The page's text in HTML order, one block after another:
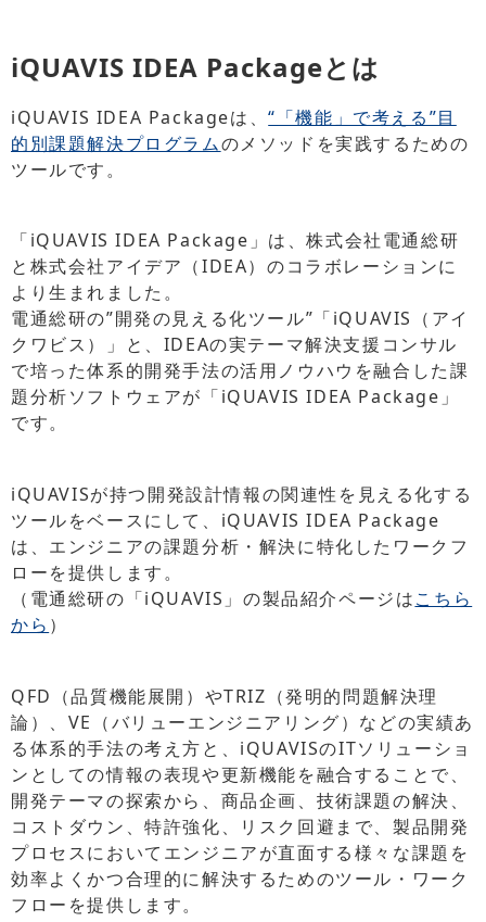
iQUAVIS IDEA Packageとは
iQUAVIS IDEA Packageは、“「機能」で考える”目
的別課題解決プログラムのメソッドを実践するための
ツールです。
「iQUAVIS IDEA Package」は、株式会社電通総研
と株式会社アイデア（IDEA）のコラボレーションに
より生まれました。
電通総研の”開発の見える化ツール”「iQUAVIS（アイ
クワビス）」と、IDEAの実テーマ解決支援コンサル
で培った体系的開発手法の活用ノウハウを融合した課
題分析ソフトウェアが「iQUAVIS IDEA Package」
です。
iQUAVISが持つ開発設計情報の関連性を見える化する
ツールをベースにして、iQUAVIS IDEA Package
は、エンジニアの課題分析・解決に特化したワークフ
ローを提供します。
（電通総研の「iQUAVIS」の製品紹介ページはこちら
から ）
QFD（品質機能展開）やTRIZ（発明的問題解決理
論）、VE（バリューエンジニアリング）などの実績あ
る体系的手法の考え方と、iQUAVISのITソリューショ
ンとしての情報の表現や更新機能を融合することで、
開発テーマの探索から、商品企画、技術課題の解決、
コストダウン、特許強化、リスク回避まで、製品開発
プロセスにおいてエンジニアが直面する様々な課題を
効率よくかつ合理的に解決するためのツール・ワーク
フローを提供します。